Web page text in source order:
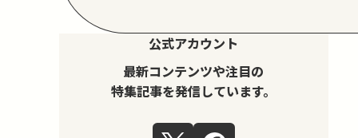
公式アカウント
最新コンテンツや注目の
特集記事を発信しています。